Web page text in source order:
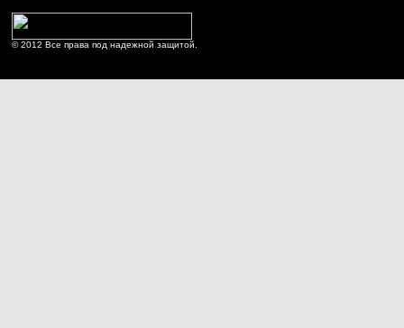
© 2012 Все права под надежной защитой.